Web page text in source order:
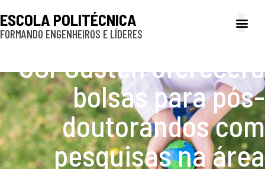
ESCOLA POLITÉCNICA
FORMANDO ENGENHEIROS E LÍDERES
USPSusten oferecerá
bolsas para pós-
doutorandos com
pesquisas na área